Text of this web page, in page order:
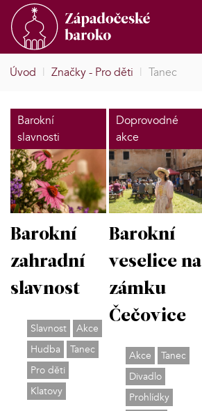
Úvod | Značky - Pro děti | Tanec
Barokní
slavnosti
Barokní
zahradní
slavnost
Slavnost
Akce
Hudba
Tanec
Pro děti
Klatovy
Doprovodné
akce
Barokní
veselice na
zámku
Čečovice
Akce
Tanec
Divadlo
Prohlídky